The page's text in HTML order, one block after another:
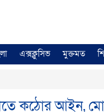
এক্সক্লুসিভ মুক্তমত
কঠোর আইন,